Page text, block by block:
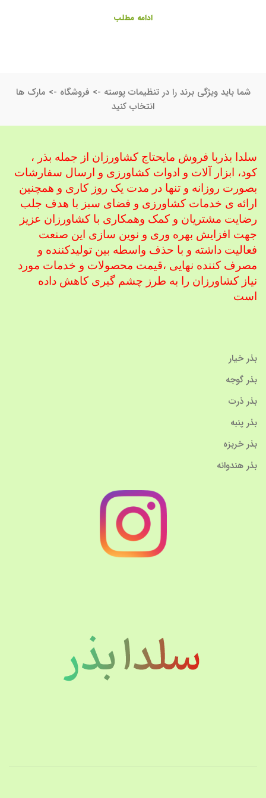
ادامه مطلب
شما باید ویژگی برند را در تنظیمات پوسته -> فروشگاه -> مارک ها
انتخاب کنید
سلدا بذربا فروش مایحتاج کشاورزان از جمله بذر ،
کود، ابزار آلات و ادوات کشاورزی و ارسال سفارشات
بصورت روزانه و تنها در مدت یک روز کاری و همچنین
ارائه ی خدمات کشاورزی و فضای سبز با هدف جلب
رضایت مشتریان و کمک وهمکاری با کشاورزان عزیز
جهت افزایش بهره وری و نوین سازی این صنعت
فعالیت داشته و با حذف واسطه بین تولیدکننده و
مصرف کننده نهایی ،قیمت محصولات و خدمات مورد
نیاز کشاورزان را به طرز چشم گیری کاهش داده
است
بذر خیار
بذر گوجه
بذر ذرت
بذر پنبه
بذر خربزه
بذر هندوانه